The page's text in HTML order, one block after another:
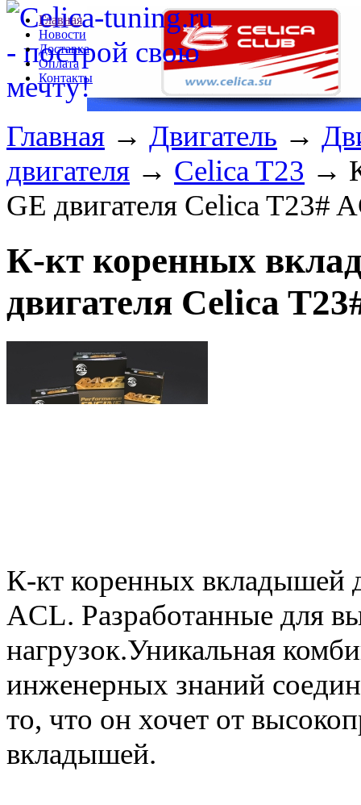
Главная
Новости
Доставка
Оплата
Контакты
Главная → Двигатель →
двигателя → Celica T23 →
GE двигателя Celica T23#
К-кт коренных
двигателя Celica
К-кт коренных вкладышей
ACL. Разработанные для
нагрузок.Уникальная
инженерных знаний
то, что он хочет от
вкладышей.